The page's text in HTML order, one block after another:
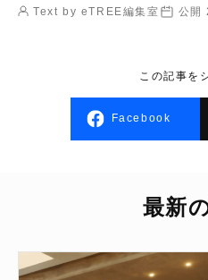
Text by eTREE編集室 公開
この記事を
Facebook
最新